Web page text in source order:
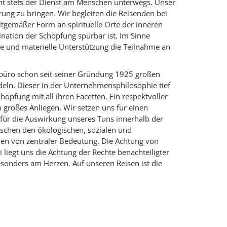
zu bringen. Wir begleiten die Reisenden bei
Form an spirituelle Orte der inneren
der Schöpfung spürbar ist. Im Sinne
und materielle Unterstützung die Teilnahme an
schon seit seiner Gründung 1925 großen
Dieser in der Unternehmensphilosophie tief
mit all ihren Facetten. Ein respektvoller
Anliegen. Wir setzen uns für einen
die Auswirkung unseres Tuns innerhalb der
den ökologischen, sozialen und
von zentraler Bedeutung. Die Achtung von
uns die Achtung der Rechte benachteiligter
am Herzen. Auf unseren Reisen ist die